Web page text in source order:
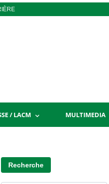
/ LACM MULTIMEDIA
Recherche